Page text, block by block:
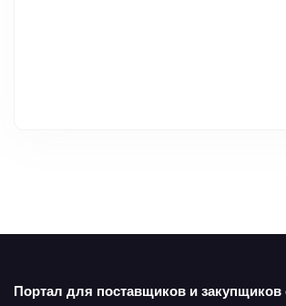
Портал для поставщиков и закупщиков